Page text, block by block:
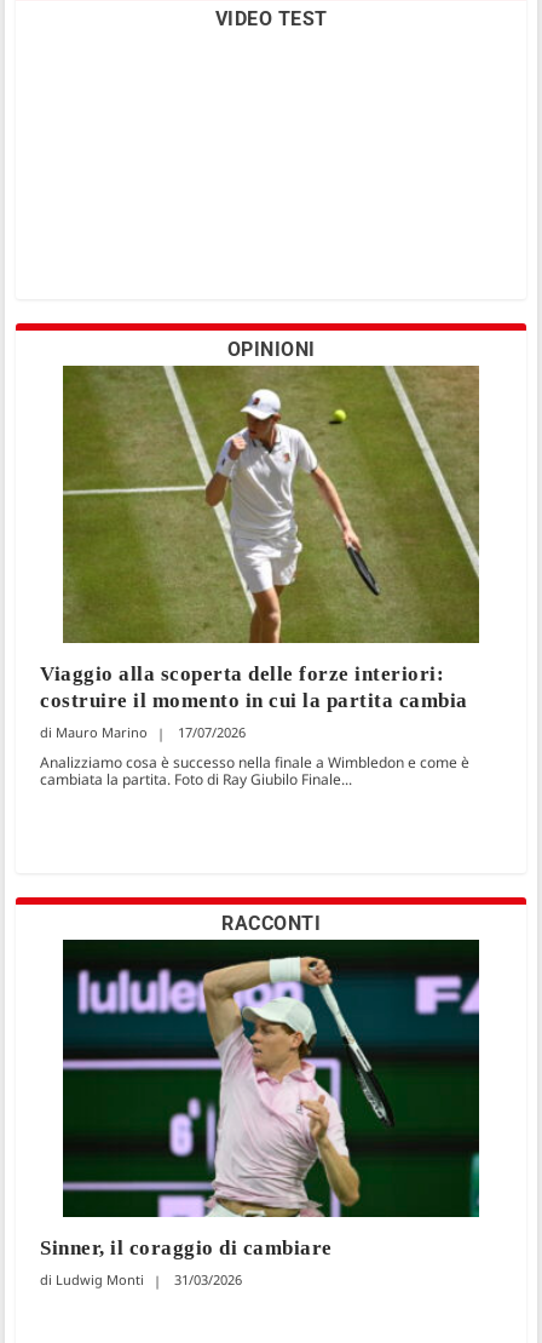
VIDEO TEST
OPINIONI
Viaggio alla scoperta delle forze interiori:
costruire il momento in cui la partita cambia
Mauro Marino 17/07/2026
Analizziamo cosa è successo nella finale a Wimbledon e come è
cambiata la partita. Foto di Ray Giubilo Finale...
RACCONTI
Sinner, il coraggio di cambiare
Ludwig Monti 31/03/2026